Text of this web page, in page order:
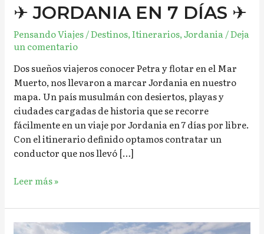
✈︎ JORDANIA EN 7 DÍAS ✈︎
Pensando Viajes/Destinos,Itinerarios,Jordania/Deja
un comentario
Dos sueños viajeros conocer Petra y flotar en el Mar
Muerto, nos llevaron a marcar Jordania en nuestro
mapa. Un país musulmán con desiertos, playas y
ciudades cargadas de historia que se recorre
fácilmente en un viaje por Jordania en 7 días por libre.
Con el itinerario definido optamos contratar un
conductor que nos llevó […]
✈︎
JORDANIA
EN
7
DÍAS
✈︎
Leer más »